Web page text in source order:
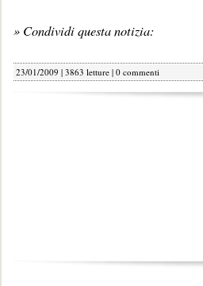
» Condividi questa notizia:
23/01/2009 | 3863 letture | 0 commenti